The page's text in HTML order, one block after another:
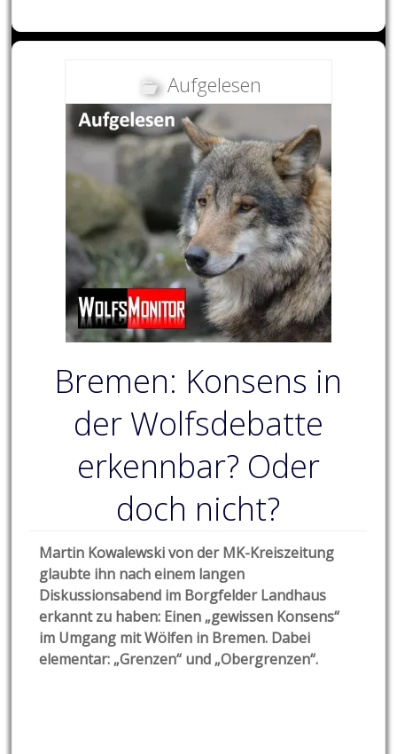
Aufgelesen
Bremen: Konsens in
der Wolfsdebatte
erkennbar? Oder
doch nicht?
Martin Kowalewski von der MK-Kreiszeitung
glaubte ihn nach einem langen
Diskussionsabend im Borgfelder Landhaus
erkannt zu haben: Einen „gewissen Konsens“
im Umgang mit Wölfen in Bremen. Dabei
elementar: „Grenzen“ und „Obergrenzen“.